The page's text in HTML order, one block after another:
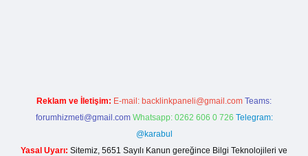
Reklam ve İletişim: E-mail: backlinkpaneli@gmail.com Teams:
forumhizmeti@gmail.com Whatsapp: 0262 606 0 726 Telegram:
@karabul
Yasal Uyarı: Sitemiz, 5651 Sayılı Kanun gereğince Bilgi Teknolojileri ve